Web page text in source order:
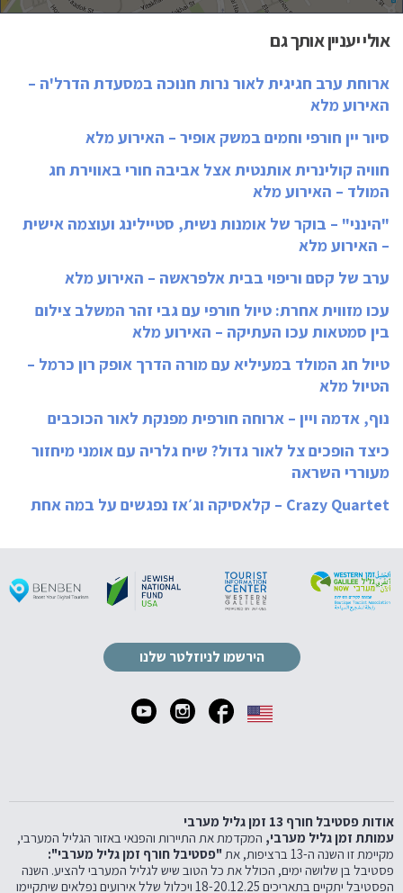
אולי יעניין אותך גם
ארוחת ערב חגיגית לאור נרות חנוכה במסעדת הדרל'ה –
האירוע מלא
סיור יין חורפי וחמים במשק אופיר – האירוע מלא
חוויה קולינרית אותנטית אצל אביבה חורי באווירת חג
המולד – האירוע מלא
"הינני" – בוקר של אומנות נשית, סטיילינג ועוצמה אישית
– האירוע מלא
ערב של קסם וריפוי בבית אלפראשה – האירוע מלא
עכו מזווית אחרת: טיול חורפי עם גבי זהר המשלב צילום
בין סמטאות עכו העתיקה – האירוע מלא
טיול חג המולד במעיליא עם מורה הדרך אופק רון כרמל –
הטיול מלא
נוף, אדמה ויין – ארוחה חורפית מפנקת לאור הכוכבים
כיצד הופכים צל לאור גדול? שיח גלריה עם אומני מיחזור
מעוררי השראה
Crazy Quartet – קלאסיקה וג׳אז נפגשים על במה אחת
הירשמו לניוזלטר שלנו
אודות פסטיבל חורף 13 זמן גליל מערבי
עמותת זמן גליל מערבי, המקדמת את התיירות והפנאי באזור הגליל המערבי,
מקיימת זו השנה ה-13 ברציפות, את
"פסטיבל חורף זמן גליל מערבי":
פסטיבל בן שלושה ימים, הכולל את כל הטוב שיש לגליל המערבי להציע. השנה
הפסטיבל יתקיים בתאריכים 18-20.12.25 ויכלול שלל אירועים נפלאים שיתקיימו